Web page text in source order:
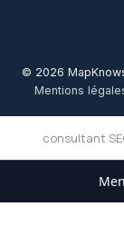
© 2026
Mentions
consultant